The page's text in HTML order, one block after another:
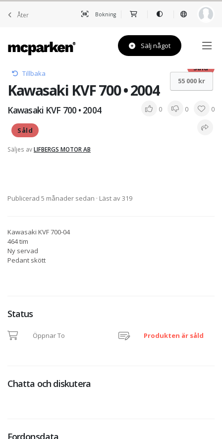
Åter Bokning
Sälj något
Tillbaka
Kawasaki KVF 700 • 2004
Såld
Kawasaki KVF 700 • 2004
Såld
0 0 0
Säljes avLIFBERGS MOTOR AB
55 000 kr
Publicerad 5 månader sedan · Läst av 319
Kawasaki KVF 700-04
464 tim
Ny servad
Pedant skött
Status
Öppnar To Produkten är såld
Chatta och diskutera
Fordonsdata